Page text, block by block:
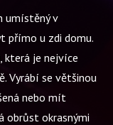
umístěný v
přímo u zdi domu.
která je nejvíce
Vyrábí se většinou
nebo mít
obrůst okrasnými